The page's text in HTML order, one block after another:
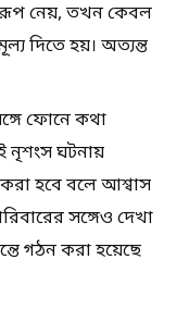
রূপ নেয়, তখন কেবল
দিতে হয়। অত্যন্ত
ফোনে কথা
নৃশংস ঘটনায়
হবে বলে আশ্বাস
সঙ্গেও দেখা
গঠন করা হয়েছে